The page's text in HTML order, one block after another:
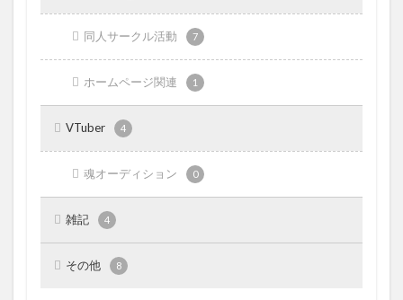
同人サークル活動 7
ホームページ関連 1
VTuber 4
魂オーディション 0
雑記 4
その他 8